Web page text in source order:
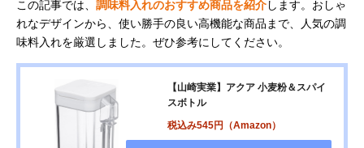
この記事では、 調味料入れのおすすめ商品を紹介します。おしゃ
れなデザインから、使い勝手の良い高機能な商品まで、人気の調
味料入れを厳選しました。ぜひ参考にしてください。
【山崎実業】アクア 小麦粉＆スパイ
スボトル
税込み545円（Amazon）